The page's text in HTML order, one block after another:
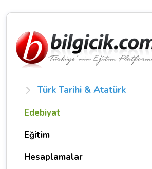
Türk Tarihi & Atatürk
Edebiyat
Eğitim
Hesaplamalar